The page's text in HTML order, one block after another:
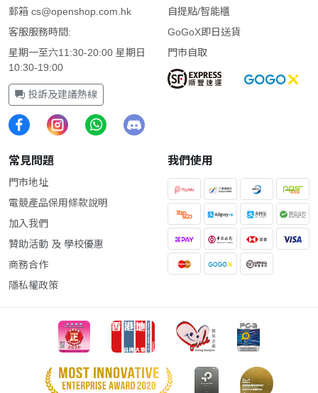
郵箱 cs@openshop.com.hk
客服服務時間:
星期一至六11:30-20:00 星期日
10:30-19:00
投訴及建議熱線
自提點/智能櫃
GoGoX即日送貨
門市自取
常見問題
門市地址
電競產品保用條款說明
加入我們
贊助活動 及 學校優惠
商務合作
隱私權政策
我們使用